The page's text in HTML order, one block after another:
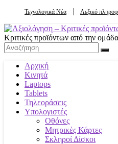
Τεχνολογικά Νέα Λεξικό
Κριτικές προϊόντων από την
Αρχική
Κινητά
Laptops
Tablets
Τηλεοράσεις
Υπολογιστές
Οθόνες
Μητρικές Κάρτες
Σκληροί Δίσκοι